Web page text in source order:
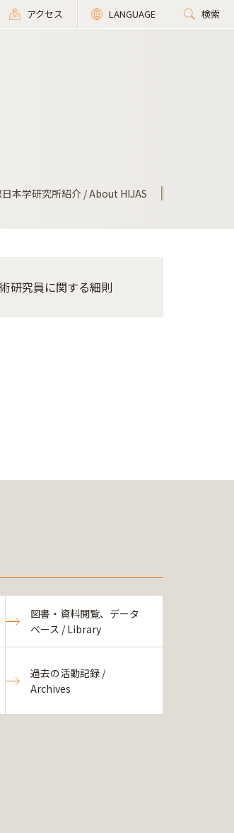
アクセス LANGUAGE 検索
日本学研究所紹介 / About HIJAS
研究員に関する細則
図書・資料閲覧、データ
ベース / Library
過去の活動記録 /
Archives